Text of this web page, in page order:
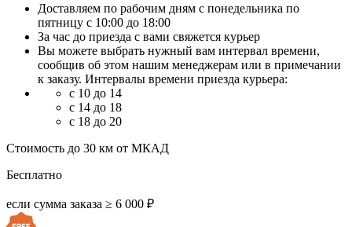
Доставляем по рабочим дням с понедельника по
пятницу с 10:00 до 18:00
За час до приезда с вами свяжется курьер
Вы можете выбрать нужный вам интервал времени,
сообщив об этом нашим менеджерам или в примечании
к заказу. Интервалы времени приезда курьера:
с 10 до 14
с 14 до 18
с 18 до 20
Стоимость до 30 км от МКАД
Бесплатно
если сумма заказа ≥ 6 000 ₽